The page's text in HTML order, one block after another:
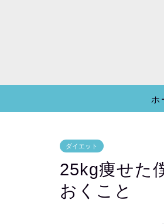
ホ
ダイエット
25kg痩せた
おくこと